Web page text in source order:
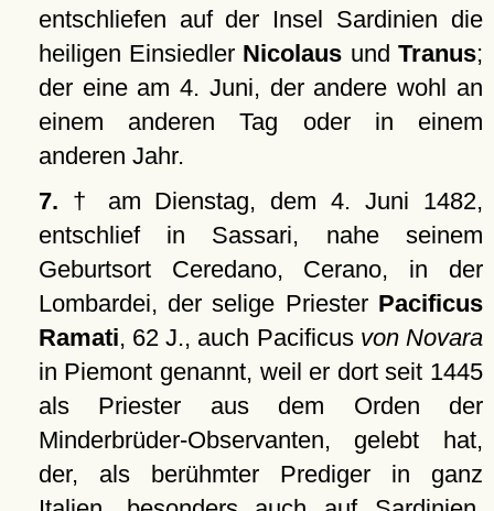
entschliefen auf der Insel Sardinien die
heiligen Einsiedler Nicolaus und Tranus;
der eine am 4. Juni, der andere wohl an
einem anderen Tag oder in einem
anderen Jahr.
7. † am Dienstag, dem 4. Juni 1482,
entschlief in Sassari, nahe seinem
Geburtsort Ceredano, Cerano, in der
Lombardei, der selige Priester Pacificus
Ramati, 62 J., auch Pacificus von Novara
in Piemont genannt, weil er dort seit 1445
als Priester aus dem Orden der
Minderbrüder-Observanten, gelebt hat,
der, als berühmter Prediger in ganz